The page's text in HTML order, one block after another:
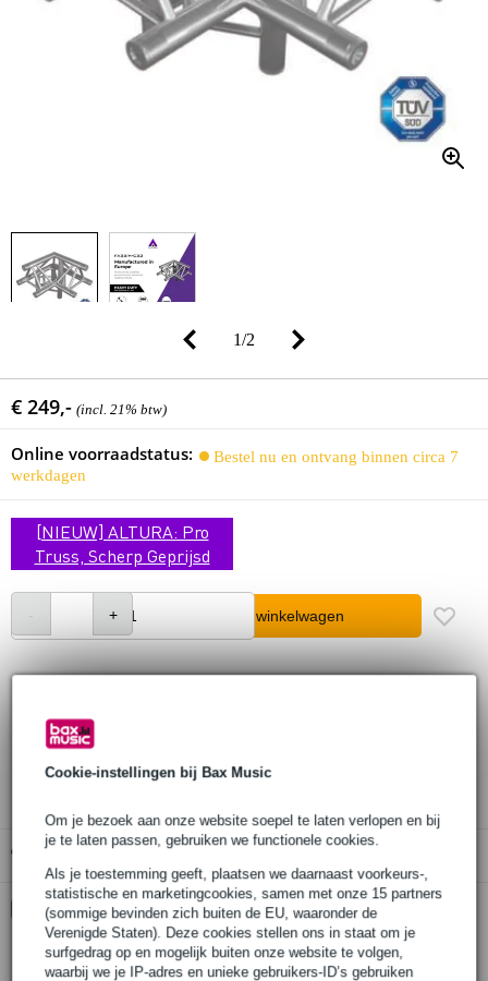
Cookie-instellingen bij Bax Music
Om je bezoek aan onze website soepel te laten verlopen en bij
je te laten passen, gebruiken we functionele cookies.
Als je toestemming geeft, plaatsen we daarnaast voorkeurs-,
statistische en marketingcookies, samen met onze 15 partners
(sommige bevinden zich buiten de EU, waaronder de
Verenigde Staten). Deze cookies stellen ons in staat om je
surfgedrag op en mogelijk buiten onze website te volgen,
waarbij we je IP-adres en unieke gebruikers-ID’s gebruiken
1/2
€ 249,- (incl. 21% btw)
Online voorraadstatus:
Bestel nu en ontvang binnen circa 7
werkdagen
[NIEUW] ALTURA: Pro
Truss, Scherp Geprijsd
In winkelwagen
30 dagen 'niet goed geld terug' garantie
3 jaar Bax Music garantie
Gratis ophalen in de winkel
Kies nu voor 2 jaar extra Bax Music garantie en meer
voordelen
€ 12,45 eenmalig